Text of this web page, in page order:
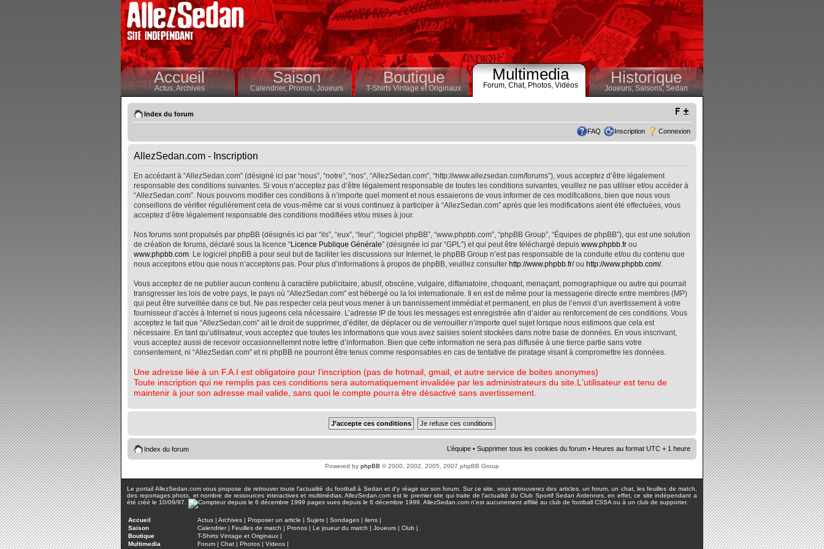
Accueil
Actus,Archives
Saison
Calendrier,Pronos, Joueurs
Boutique
T-Shirts Vintage et Originaux
Multimedia
Forum, Chat, Photos, Vidéos Historique
Joueurs, Saisons,Sedan
Index du forum
FAQ Inscription Connexion
AllezSedan.com - Inscription
En accédant à “AllezSedan.com” (désigné ici par “nous”, “notre”, “nos”, “AllezSedan.com”, “http://www.allezsedan.com/forums”), vous acceptez d’être légalement
responsable des conditions suivantes. Si vous n’acceptez pas d’être légalement responsable de toutes les conditions suivantes, veuillez ne pas utiliser et/ou accéder à
“AllezSedan.com”. Nous pouvons modifier ces conditions à n’importe quel moment et nous essaierons de vous informer de ces modifications, bien que nous vous
conseillons de vérifier régulièrement cela de vous-même car si vous continuez à participer à “AllezSedan.com” après que les modifications aient été effectuées, vous
acceptez d’être légalement responsable des conditions modifiées et/ou mises à jour.
Nos forums sont propulsés par phpBB (désignés ici par “ils”, “eux”, “leur”, “logiciel phpBB”, “www.phpbb.com”, “phpBB Group”, “Équipes de phpBB”), qui est une solution
de création de forums, déclaré sous la licence “Licence Publique Générale” (désignée ici par “GPL”) et qui peut être téléchargé depuis www.phpbb.fr ou
www.phpbb.com. Le logiciel phpBB a pour seul but de faciliter les discussions sur Internet, le phpBB Group n’est pas responsable de la conduite et/ou du contenu que
nous acceptons et/ou que nous n’acceptons pas. Pour plus d’informations à propos de phpBB, veuillez consulter http://www.phpbb.fr/ou http://www.phpbb.com/.
Vous acceptez de ne publier aucun contenu à caractère publicitaire, abusif, obscène, vulgaire, diffamatoire, choquant, menaçant, pornographique ou autre qui pourrait
transgresser les lois de votre pays, le pays où “AllezSedan.com” est hébergé ou la loi internationale. Il en est de même pour la messagerie directe entre membres (MP)
qui peut être surveillée dans ce but. Ne pas respecter cela peut vous mener à un bannissement immédiat et permanent, en plus de l’envoi d’un avertissement à votre
fournisseur d’accès à Internet si nous jugeons cela nécessaire. L’adresse IP de tous les messages est enregistrée afin d’aider au renforcement de ces conditions. Vous
acceptez le fait que “AllezSedan.com” ait le droit de supprimer, d’éditer, de déplacer ou de verrouiller n’importe quel sujet lorsque nous estimons que cela est
nécessaire. En tant qu’utilisateur, vous acceptez que toutes les informations que vous avez saisies soient stockées dans notre base de données. En vous inscrivant,
vous acceptez aussi de recevoir occasionnellemnt notre lettre d’information. Bien que cette information ne sera pas diffusée à une tierce partie sans votre
consentement, ni “AllezSedan.com” et ni phpBB ne pourront être tenus comme responsables en cas de tentative de piratage visant à compromettre les données.
Une adresse liée à un F.A.I est obligatoire pour l’inscription (pas de hotmail, gmail, et autre service de boites anonymes)
Toute inscription qui ne remplis pas ces conditions sera automatiquement invalidée par les administrateurs du site.L'utilisateur est tenu de
maintenir à jour son adresse mail valide, sans quoi le compte pourra être désactivé sans avertissement.
Index du forum L’équipe • Supprimer tous les cookies du forum • Heures au format UTC + 1 heure
Powered by phpBB © 2000, 2002, 2005, 2007 phpBB Group
Le portail AllezSedan.com vous propose de retrouver toute l'actualité du football à Sedan et d'y réagir sur son forum. Sur ce site, vous retrouverez des articles, un forum, un chat, les feuilles de match,
des reportages photo, et nombre de ressources interactives et multimédias. AllezSedan.com est le premier site qui traite de l'actualité du Club Sportif Sedan Ardennes, en effet, ce site indépendant a
été créé le 10/09/97.
pages vues depuis le 6 décembre 1999. AllezSedan.com n'est aucunement affilié au club de football CSSA ou à un club de supporter.
Accueil Actus | Archives | Proposer un article | Sujets | Sondages | liens |
Saison
Calendrier| Feuilles de match | Pronos | Le joueur du match | Joueurs | Club |
Boutique
T-Shirts Vintage et Originaux |
Multimedia
Forum | Chat | Photos | Videos |